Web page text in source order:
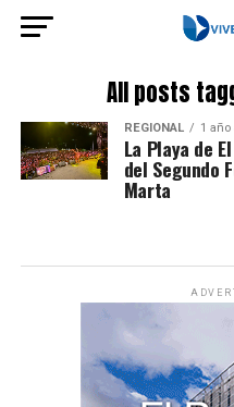
All posts
REGIONAL 1 año
La Playa de
del Segundo
Marta